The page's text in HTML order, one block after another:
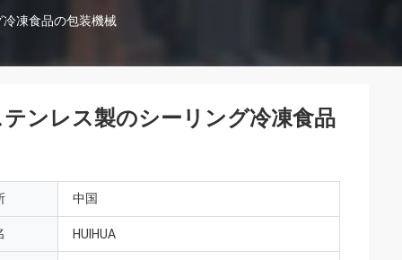
凍食品の包装機械
ンレス製のシーリング冷凍食品
中国
HUIHUA